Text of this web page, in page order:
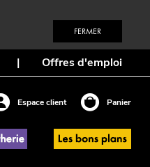
FERMER
| Offres d'emploi
Espace client Panier